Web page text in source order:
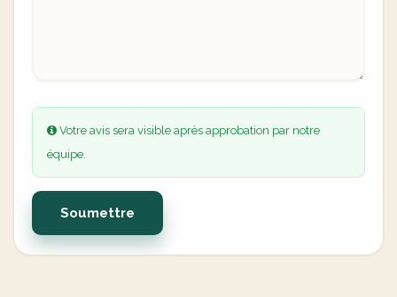
Votre avis sera visible après approbation par notre
équipe.
Soumettre